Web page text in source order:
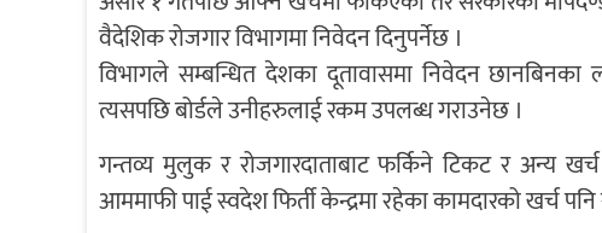
वैदेशिक रोजगार विभागमा निवेदन दिनुपर्नेछ ।
विभागले सम्बन्धित देशका दूतावासमा निवेदन छानबिनका
त्यसपछि बोर्डले उनीहरुलाई रकम उपलब्ध गराउनेछ ।
गन्तव्य मुलुक र रोजगारदाताबाट फर्किने टिकट र अन्य
आममाफी पाई स्वदेश फिर्ती केन्द्रमा रहेका कामदारको खर्च